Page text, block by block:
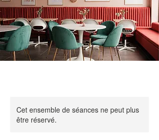
Cet ensemble de séances ne peut plus
être réservé.